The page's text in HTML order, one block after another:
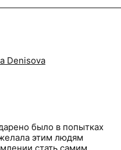
Denisova
было в попытках
этим людям
стать самим